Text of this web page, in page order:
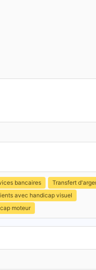
bancaires
Transfert
avec handicap visuel
moteur